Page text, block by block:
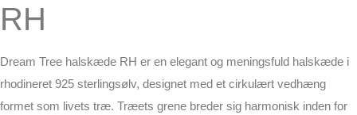
RH
Dream Tree halskæde RH er en elegant og meningsfuld halskæde i
rhodineret 925 sterlingsølv, designet med et cirkulært vedhæng
formet som livets træ. Træets grene breder sig harmonisk inden for